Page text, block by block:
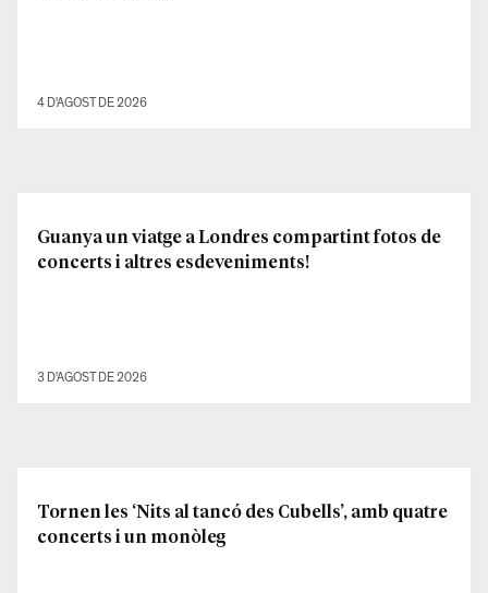
4 D'AGOST DE 2026
Guanya un viatge a Londres compartint fotos de
concerts i altres esdeveniments!
3 D'AGOST DE 2026
Tornen les ‘Nits al tancó des Cubells’, amb quatre
concerts i un monòleg